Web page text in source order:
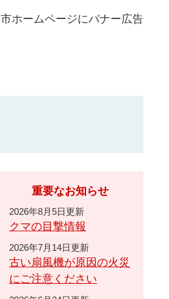
市ホームページにバナー広告
重要なお知らせ
2026年8月5日更新
クマの目撃情報
2026年7月14日更新
古い扇風機が原因の火災
にご注意ください